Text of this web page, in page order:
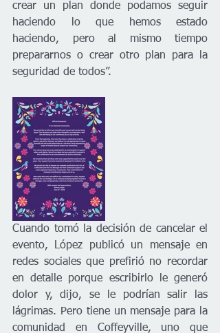
crear un plan donde podamos seguir
haciendo lo que hemos estado
haciendo, pero al mismo tiempo
prepararnos o crear otro plan para la
seguridad de todos”.
Cuando tomó la decisión de cancelar el
evento, López publicó un mensaje en
redes sociales que prefirió no recordar
en detalle porque escribirlo le generó
dolor y, dijo, se le podrían salir las
lágrimas. Pero tiene un mensaje para la
comunidad en Coffeyville, uno que